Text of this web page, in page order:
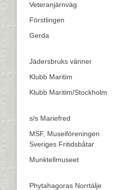
Veteranjärnväg
Förstlingen
Gerda
Jädersbruks vänner
Klubb Maritim
Klubb Maritim/Stockholm
s/s Mariefred
MSF, Museiföreningen
Sveriges Fritidsbåtar
Munktellmuseet
Phytahagoras Norrtälje